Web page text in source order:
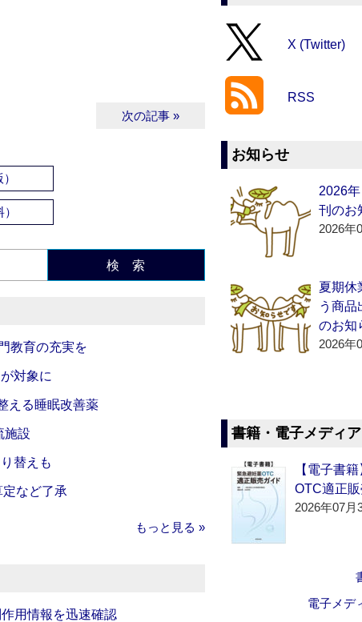
次の記事 »
検 索
教育の充実を
対象に
える睡眠改善薬
施設
替えも
定など了承
もっと見る »
用情報を迅速確認
X (Twitter)
RSS
お知らせ
2026
刊のお
2026年
夏期休
う商品
のお知
2026年
書籍・電子メディア
【電子書
OTC適正
2026年07月
電子メデ